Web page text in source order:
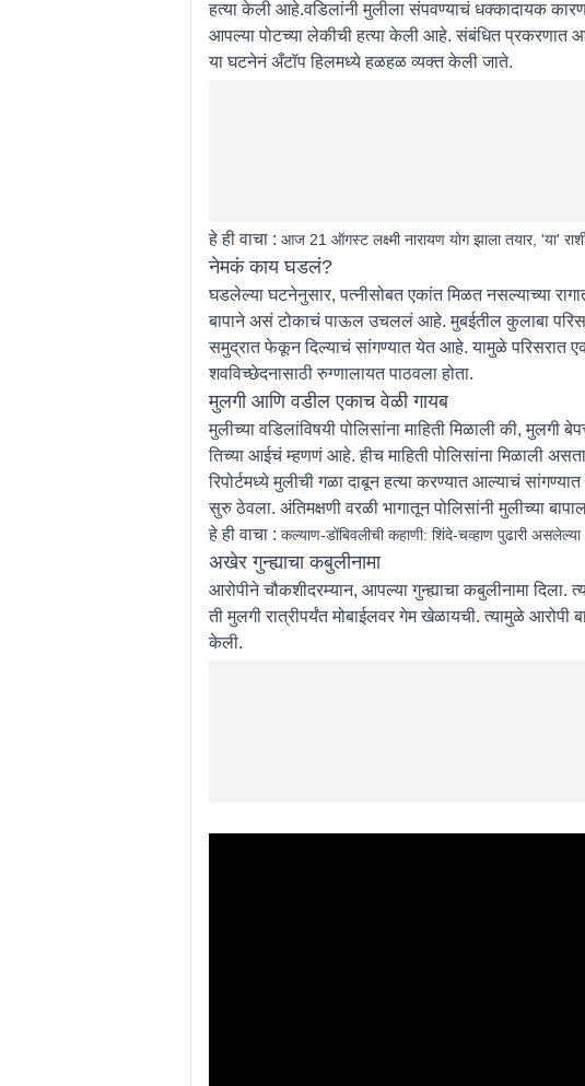
हत्या केली आहे.वडिलांनी मुलीला संपवण्याचं धक्कादायक
आपल्या पोटच्या लेकीची हत्या केली आहे. संबंधित प्रकरणात
या घटनेनं अँटॉप हिलमध्ये हळहळ व्यक्त केली जाते.
हे ही वाचा : आज 21 ऑगस्ट लक्ष्मी नारायण योग झाला तयार, 'या'
नेमकं काय घडलं?
घडलेल्या घटनेनुसार, पत्नीसोबत एकांत मिळत नसल्याच्या
बापाने असं टोकाचं पाऊल उचललं आहे. मुबईतील कुलाबा
समुद्रात फेकून दिल्याचं सांगण्यात येत आहे. यामुळे परिसरात
शवविच्छेदनासाठी रुग्णालायत पाठवला होता.
मुलगी आणि वडील एकाच वेळी गायब
मुलीच्या वडिलांविषयी पोलिसांना माहिती मिळाली की,
तिच्या आईचं म्हणणं आहे. हीच माहिती पोलिसांना मिळाली
रिपोर्टमध्ये मुलीची गळा दाबून हत्या करण्यात आल्याचं
सुरु ठेवला. अंतिमक्षणी वरळी भागातून पोलिसांनी मुलीच्या
हे ही वाचा : कल्याण-डोंबिवलीची कहाणी: शिंदे-चव्हाण पुढारी
अखेर गुन्ह्याचा कबुलीनामा
आरोपीने चौकशीदरम्यान, आपल्या गुन्ह्याचा कबुलीनामा दिला.
ती मुलगी रात्रीपर्यंत मोबाईलवर गेम खेळायची. त्यामुळे आरोपी
केली.